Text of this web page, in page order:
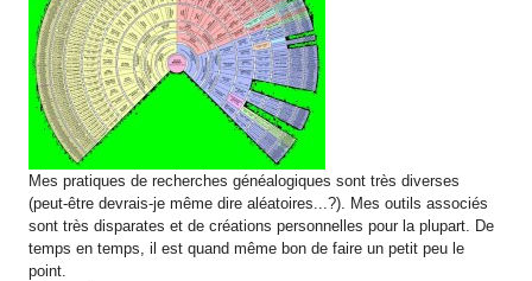
Mes pratiques de recherches généalogiques sont très diverses
(peut-être devrais-je même dire aléatoires...?). Mes outils associés
sont très disparates et de créations personnelles pour la plupart. De
temps en temps, il est quand même bon de faire un petit peu le
point.